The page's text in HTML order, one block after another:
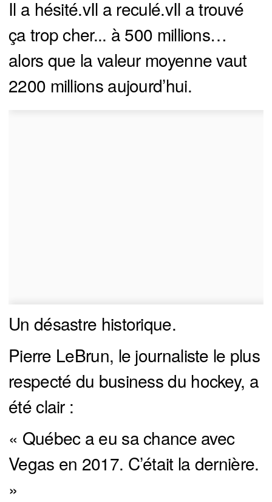
Il a hésité.vIl a reculé.vIl a trouvé
ça trop cher... à 500 millions…
alors que la valeur moyenne vaut
2200 millions aujourd’hui.
Un désastre historique.
Pierre LeBrun, le journaliste le plus
respecté du business du hockey, a
été clair :
« Québec a eu sa chance avec
Vegas en 2017. C’était la dernière.
»